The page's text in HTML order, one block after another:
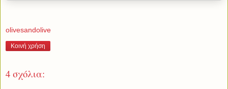
olivesandolive
Κοινή χρήση
4 σχόλια: